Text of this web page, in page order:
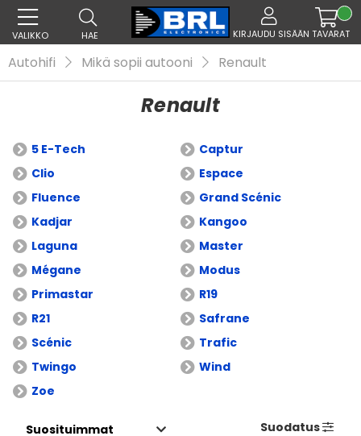
VALIKKO HAE KIRJAUDU SISÄÄN TAVARAT
Autohifi Mikä sopii autooni Renault
Renault
5 E-Tech
Captur
Clio
Espace
Fluence
Grand Scénic
Kadjar
Kangoo
Laguna
Master
Mégane
Modus
Primastar
R19
R21
Safrane
Scénic
Trafic
Twingo
Wind
Zoe
Suodatus